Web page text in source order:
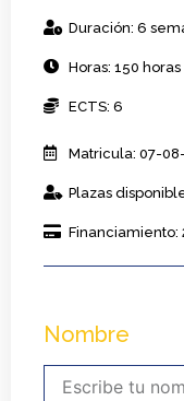
Duración: 6
Horas: 150 horas
ECTS: 6
Matricula: 07-
Plazas
Financiamiento:
Nombre